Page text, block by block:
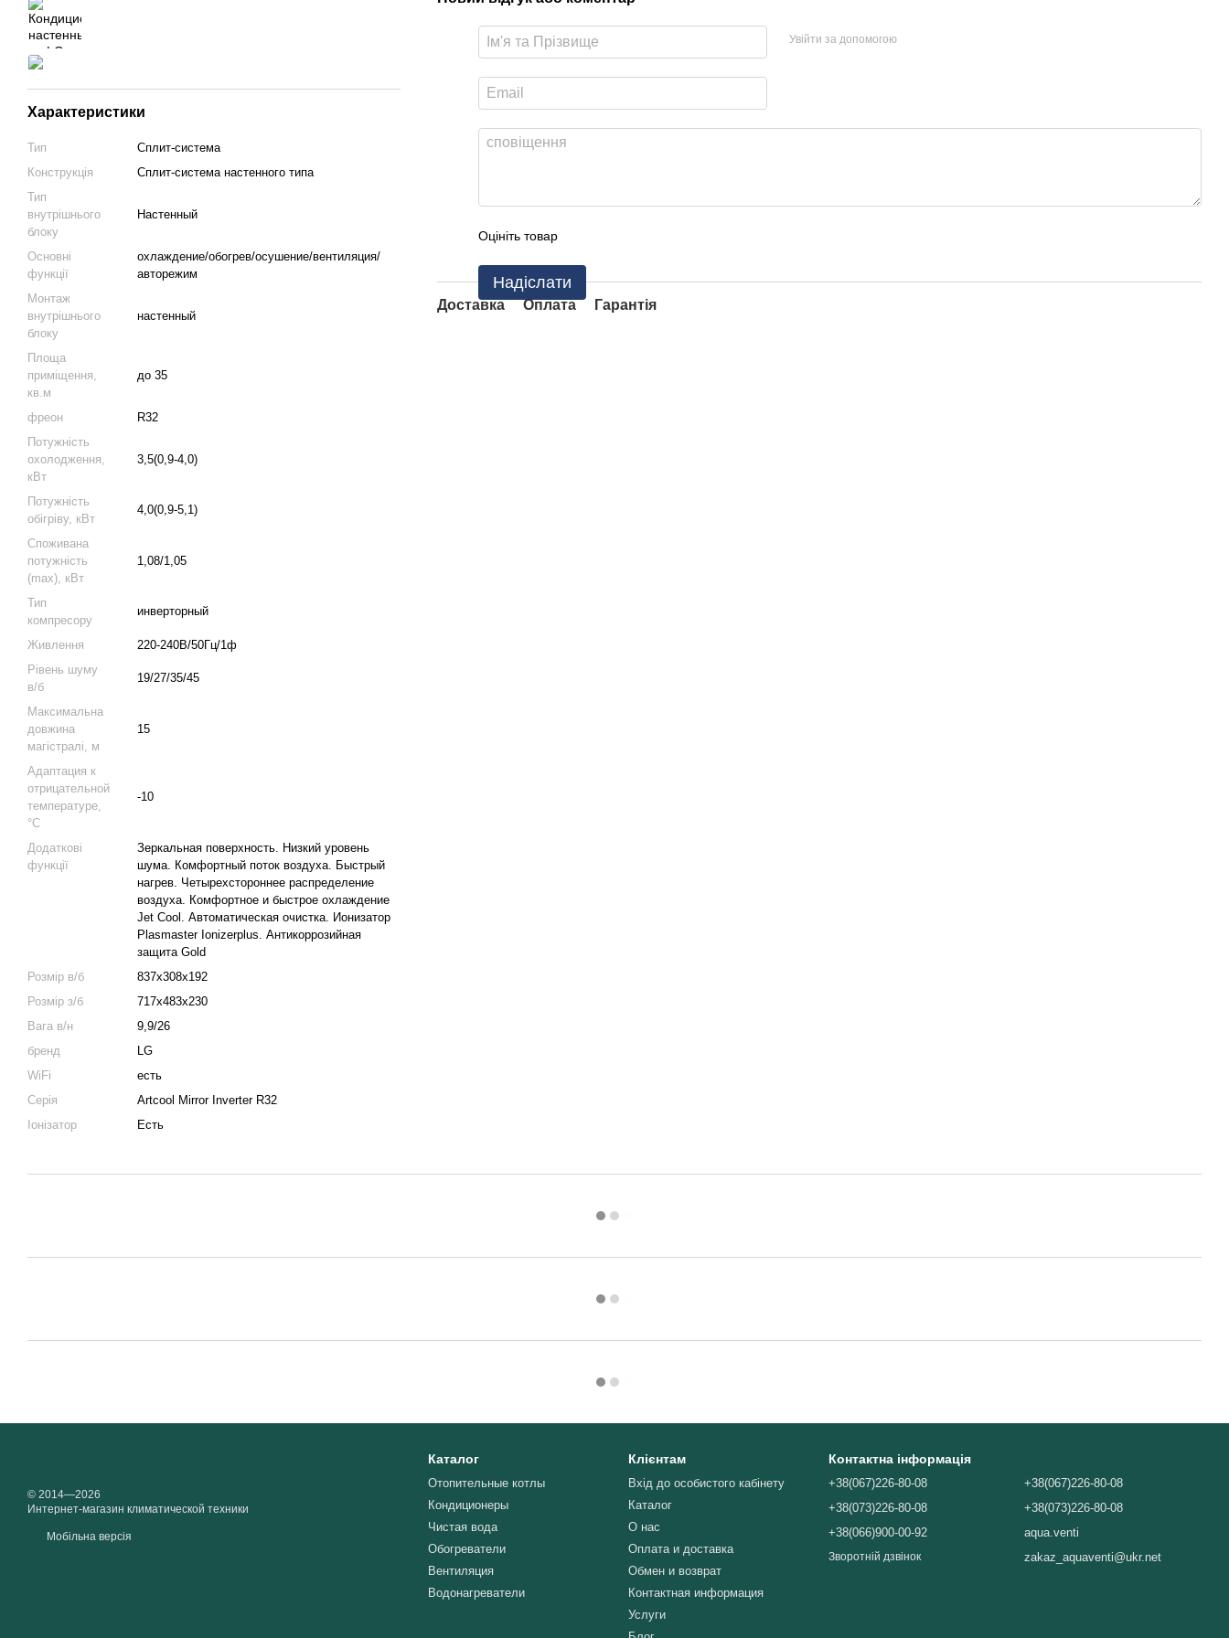
Характеристики
Тип
Сплит-система
Конструкція
Cплит-система настенного типа
Тип
внутрішнього
блоку
Настенный
Основні
функції
охлаждение/обогрев/осушение/вентиляция/
авторежим
Монтаж
внутрішнього
блоку
настенный
Площа
приміщення,
кв.м
до 35
фреон
R32
Потужність
охолодження,
кВт
3,5(0,9-4,0)
Потужність
обігріву, кВт
4,0(0,9-5,1)
Споживана
потужність
(max), кВт
1,08/1,05
Тип
компресору
инверторный
Живлення
220-240В/50Гц/1ф
Рівень шуму
в/б
19/27/35/45
Максимальна
довжина
магістралі, м
15
Адаптация к
отрицательной
температуре,
°C
-10
Додаткові
функції
Зеркальная поверхность. Низкий уровень
шума. Комфортный поток воздуха. Быстрый
нагрев. Четырехстороннее распределение
воздуха. Комфортное и быстрое охлаждение
Jet Cool. Автоматическая очистка. Ионизатор
Plasmaster Ionizerplus. Антикоррозийная
защита Gold
Розмір в/б
837х308х192
Розмір з/б
717х483х230
Вага в/н
9,9/26
бренд
LG
WiFi
есть
Серія
Artcool Mirror Inverter R32
Іонізатор
Есть
Увійти за допомогою
Оцініть товар
Надіслати
Доставка Оплата Гарантія
© 2014—2026
Интернет-магазин климатической техники
Мобільна версія
Каталог
Отопительные котлы
Кондиционеры
Чистая вода
Обогреватели
Вентиляция
Водонагреватели
Клієнтам
Вхід до особистого кабінету
Каталог
О нас
Оплата и доставка
Обмен и возврат
Контактная информация
Услуги
Контактна інформація
+38(067)226-80-08
+38(073)226-80-08
+38(066)900-00-92
Зворотній дзвінок
+38(067)226-80-08
+38(073)226-80-08
aqua.venti
zakaz_aquaventi@ukr.net